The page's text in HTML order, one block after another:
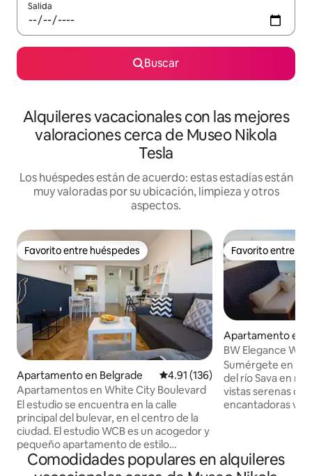
Salida
Buscar
Alquileres vacacionales con las mejores
valoraciones cerca de Museo Nikola
Tesla
Los huéspedes están de acuerdo: estas estadías están
muy valoradas por su ubicación, limpieza y otros
aspectos.
Favorito entre huéspedes
Favorito entre huéspedes
Apartamento en Belgrade Calificación promedio: 4.91 de
4.91 (136)
Apartamentos en White City Boulevard
El estudio se encuentra en la calle
principal del bulevar, en el centro de la
ciudad. El estudio WCB es un acogedor y
pequeño apartamento de estilo
escandinavo, totalmente reformado y
abierto para alojarte en Belgrado. Es
Favorito entre
Favorito entre
Apartamento en
BW Elegance
Sumérgete en
del río Sava en
vistas serenas
encantadoras
ciudad, nuestro
para familias o
Comodidades populares en alquileres